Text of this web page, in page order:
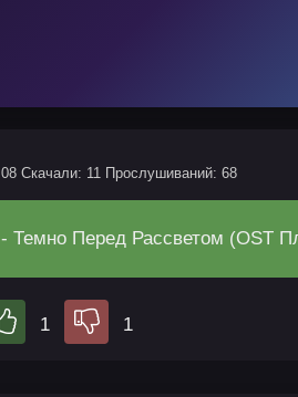
Скачали: 11 Прослушиваний: 68
Темно Перед Рассветом (OST
1 1